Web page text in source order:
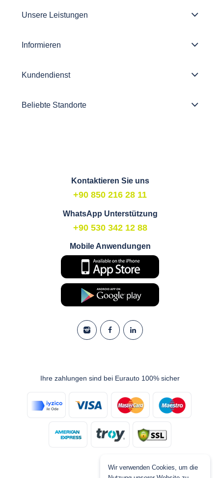
Unsere Leistungen
Informieren
Kundendienst
Beliebte Standorte
Kontaktieren Sie uns
+90 850 216 28 11
WhatsApp Unterstützung
+90 530 342 12 88
Mobile Anwendungen
Ihre zahlungen sind bei Eurauto 100% sicher
Wir verwenden Cookies, um die